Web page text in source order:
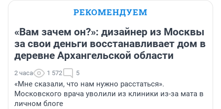
РЕКОМЕНДУЕМ
«Вам зачем он?»: дизайнер из Москвы
за свои деньги восстанавливает дом в
деревне Архангельской области
2 часа 1 572 5
«Мне сказали, что нам нужно расстаться».
Московского врача уволили из клиники из-за мата в
личном блоге